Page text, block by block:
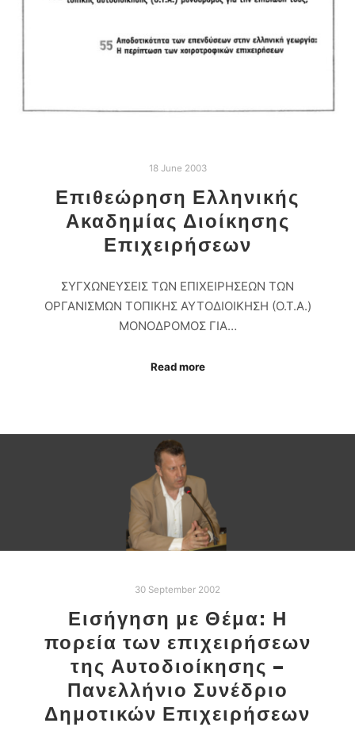
18 June 2003
Επιθεώρηση Ελληνικής
Ακαδημίας Διοίκησης
Επιχειρήσεων
ΣΥΓΧΩΝΕΥΣΕΙΣ ΤΩΝ ΕΠΙΧΕΙΡΗΣΕΩΝ ΤΩΝ
ΟΡΓΑΝΙΣΜΩΝ ΤΟΠΙΚΗΣ ΑΥΤΟΔΙΟΙΚΗΣΗ (Ο.Τ.Α.)
ΜΟΝΟΔΡΟΜΟΣ ΓΙΑ…
Read more
30 September 2002
Εισήγηση με Θέμα: Η
πορεία των επιχειρήσεων
της Αυτοδιοίκησης –
Πανελλήνιο Συνέδριο
Δημοτικών Επιχειρήσεων